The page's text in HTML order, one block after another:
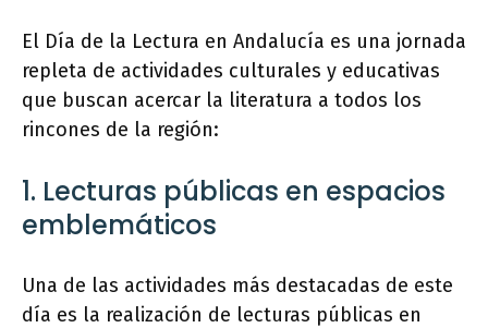
El Día de la Lectura en Andalucía es una jornada
repleta de actividades culturales y educativas
que buscan acercar la literatura a todos los
rincones de la región:
1. Lecturas públicas en espacios
emblemáticos
Una de las actividades más destacadas de este
día es la realización de lecturas públicas en